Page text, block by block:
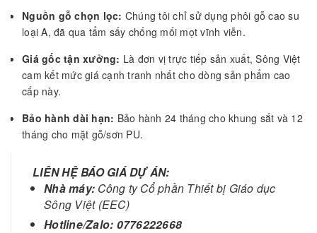
Nguồn gỗ chọn lọc: Chúng tôi chỉ sử dụng phôi gỗ cao su
loại A, đã qua tẩm sấy chống mối mọt vĩnh viễn.
Giá gốc tận xưởng: Là đơn vị trực tiếp sản xuất, Sông Việt
cam kết mức giá cạnh tranh nhất cho dòng sản phẩm cao
cấp này.
Bảo hành dài hạn: Bảo hành 24 tháng cho khung sắt và 12
tháng cho mặt gỗ/sơn PU.
LIÊN HỆ BÁO GIÁ DỰ ÁN:
Nhà máy: Công ty Cổ phần Thiết bị Giáo dục
Sông Việt (EEC)
Hotline/Zalo: 0776222668